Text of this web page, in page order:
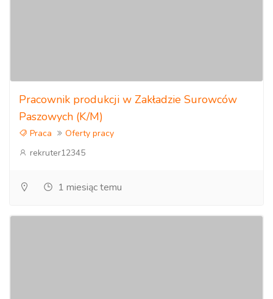
Pracownik produkcji w Zakładzie Surowców
Paszowych (K/M)
Praca
Oferty pracy
rekruter12345
1 miesiąc temu